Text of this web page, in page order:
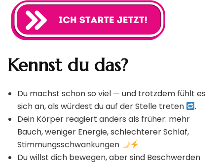
Kennst du das?
Du machst schon so viel — und trotzdem fühlt es
sich an, als würdest du auf der Stelle treten
.
Dein Körper reagiert anders als früher: mehr
Bauch, weniger Energie, schlechterer Schlaf,
Stimmungsschwankungen
Du willst dich bewegen, aber sind Beschwerden